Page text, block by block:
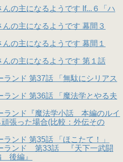
んの主になるようです If...６「ハ
んの主になるようです 幕間３
の主になるようです 幕間１
んの主になるようです 第１話
ンド 第37話 「無駄にシリアス
ランド 第36話 「魔法学とやる夫
ランド『魔法学小話 本編のルイ
張った場合(比較：外伝その
ンド 第35話 「ほこたて！」
ランド 第33話 『天下一武闘
後編』